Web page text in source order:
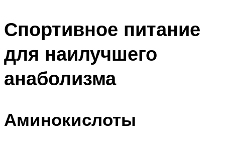
Спортивное питание
для наилучшего
анаболизма
Аминокислоты